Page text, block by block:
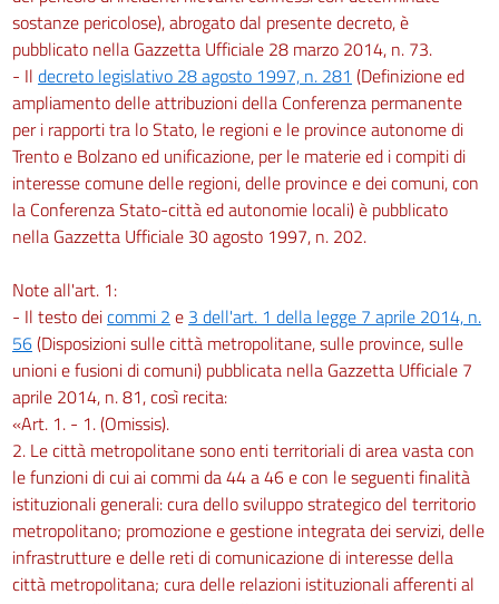
sostanze pericolose), abrogato dal presente decreto, è
pubblicato nella Gazzetta Ufficiale 28 marzo 2014, n. 73.
- Il decreto legislativo 28 agosto 1997, n. 281 (Definizione ed
ampliamento delle attribuzioni della Conferenza permanente
per i rapporti tra lo Stato, le regioni e le province autonome di
Trento e Bolzano ed unificazione, per le materie ed i compiti di
interesse comune delle regioni, delle province e dei comuni, con
la Conferenza Stato-città ed autonomie locali) è pubblicato
nella Gazzetta Ufficiale 30 agosto 1997, n. 202.
Note all'art. 1:
- Il testo deicommi 2 e 3 dell'art. 1 della legge 7 aprile 2014, n.
56(Disposizioni sulle città metropolitane, sulle province, sulle
unioni e fusioni di comuni) pubblicata nella Gazzetta Ufficiale 7
aprile 2014, n. 81, così recita:
«Art. 1. - 1. (Omissis).
2. Le città metropolitane sono enti territoriali di area vasta con
le funzioni di cui ai commi da 44 a 46 e con le seguenti finalità
istituzionali generali: cura dello sviluppo strategico del territorio
metropolitano; promozione e gestione integrata dei servizi, delle
infrastrutture e delle reti di comunicazione di interesse della
città metropolitana; cura delle relazioni istituzionali afferenti al